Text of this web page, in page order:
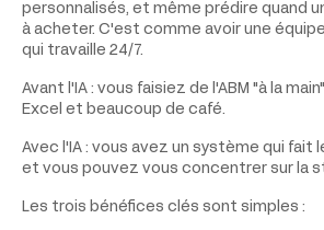
personnalisés, et même prédire quand
à acheter. C'est comme avoir une
qui travaille 24/7.
Avant l'IA : vous faisiez de l'ABM "à la
Excel et beaucoup de café.
Avec l'IA : vous avez un système qui fait
et vous pouvez vous concentrer sur la
Les trois bénéfices clés sont simples :